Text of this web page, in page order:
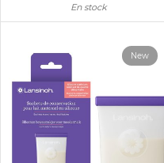
En stock
New